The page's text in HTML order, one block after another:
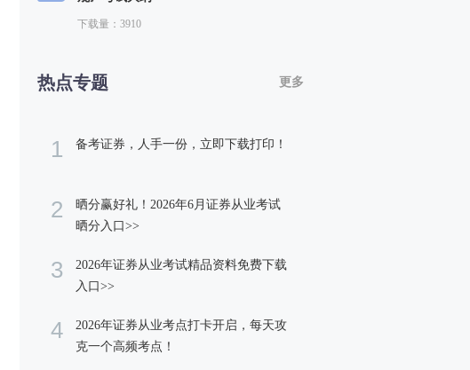
下载量：3910
热点专题 更多
1 备考证券，人手一份，立即下载打印！
2
晒分赢好礼！2026年6月证券从业考试
晒分入口>>
3
2026年证券从业考试精品资料免费下载
入口>>
4
2026年证券从业考点打卡开启，每天攻
克一个高频考点！